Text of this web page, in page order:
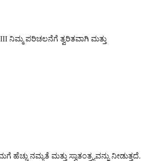
ನಿಮ್ಮ ಪರಿಚಲನೆಗೆ ತ್ವರಿತವಾಗಿ ಮತ್ತು
ನಮ್ಯತೆ ಮತ್ತು ಸ್ವಾತಂತ್ರ್ಯವನ್ನು ನೀಡುತ್ತದೆ.